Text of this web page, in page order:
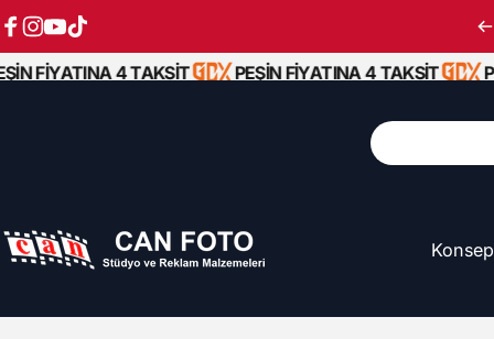
FİYATINA 4 TAKSİT PEŞİN FİYATINA 4 TAKSİT
Can Foto Stüdyo ve Reklam Malzemeleri